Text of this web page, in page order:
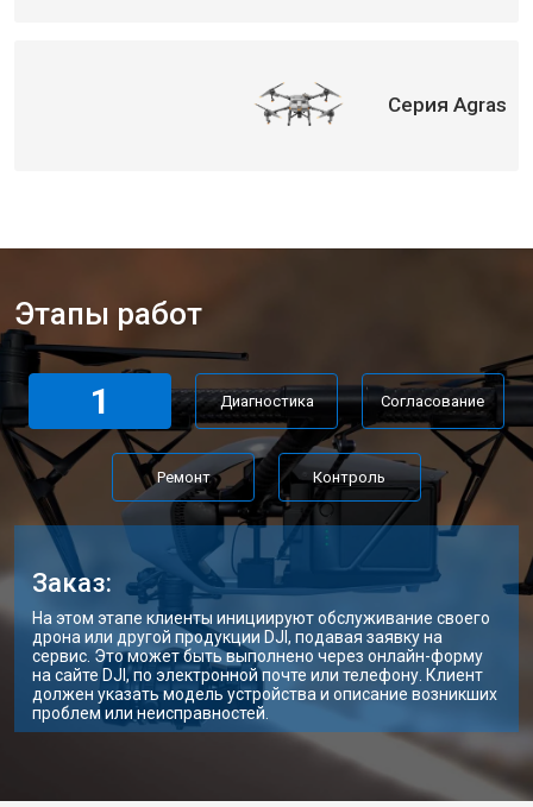
Серия Agras
Этапы работ
1 Диагностика Согласование
Ремонт Контроль
Заказ:
На этом этапе клиенты инициируют обслуживание своего
дрона или другой продукции DJI, подавая заявку на
сервис. Это может быть выполнено через онлайн-форму
на сайте DJI, по электронной почте или телефону. Клиент
должен указать модель устройства и описание возникших
проблем или неисправностей.